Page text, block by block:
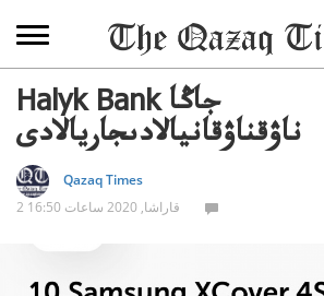
Halyk Bank جاڭا
ناۋقناۋقانيالادىجاريالادى
Qazaq Times
2 قاراشا, 2020 ساعات 16:50